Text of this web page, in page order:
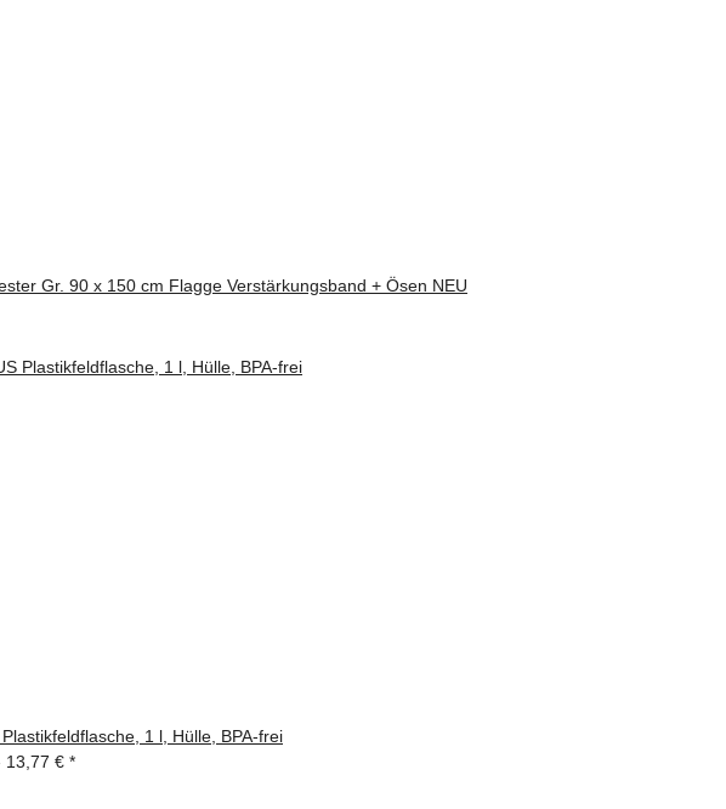
Gr. 90 x 150 cm Flagge Verstärkungsband + Ösen NEU
1 l, Hülle, BPA-frei
13,77 € *